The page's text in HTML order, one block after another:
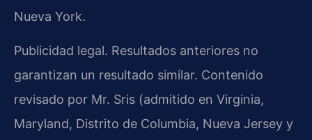
Nueva York.
Publicidad legal. Resultados anteriores no
garantizan un resultado similar. Contenido
revisado por Mr. Sris (admitido en Virginia,
Maryland, Distrito de Columbia, Nueva Jersey y